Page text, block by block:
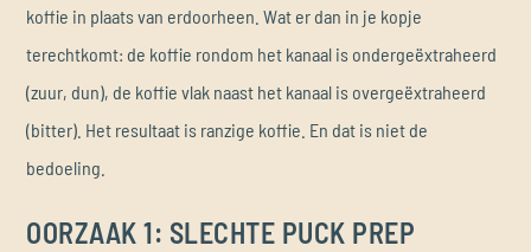
koffie in plaats van erdoorheen. Wat er dan in je kopje
terechtkomt: de koffie rondom het kanaal is ondergeëxtraheerd
(zuur, dun), de koffie vlak naast het kanaal is overgeëxtraheerd
(bitter). Het resultaat is ranzige koffie. En dat is niet de
bedoeling.
OORZAAK 1: SLECHTE PUCK PREP